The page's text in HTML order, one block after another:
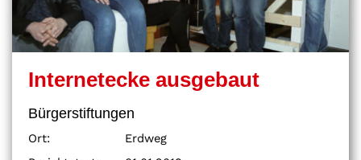
Internetecke ausgebaut
Bürgerstiftungen
Ort:
Erdweg